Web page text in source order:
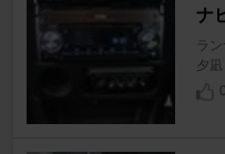
ナ
ラ
夕
0